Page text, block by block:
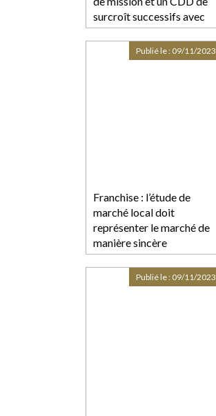
surcroît successifs avec
un même salarié
Franchise : l’étude de
marché local doit
représenter le marché de
manière sincère
Publié le : 09/11/2023
Publié le : 09/11/2023